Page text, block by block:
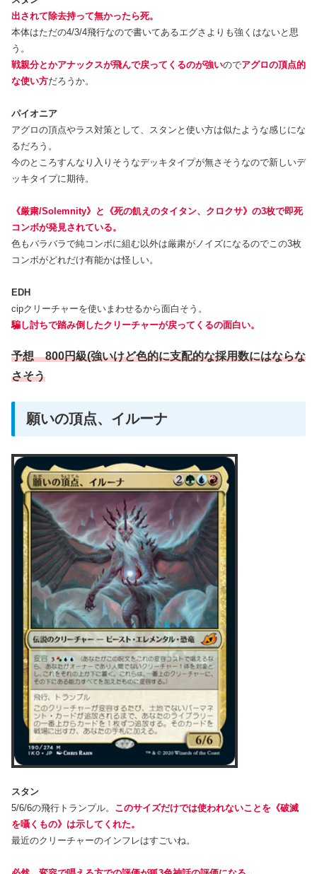
出されて除去持って無かったら死。
本体はただの4/3/4飛行なので書いてあるエグさよりも強くはないと思
う。
戦親分とかアナックスが飛んで戻ってくるのが強いのでアグロの頂点的
な使い方だろうか。
パイオニア
アグロの頂点やラス対策として、スタンと使い方は似たような感じにな
るだろう。
今のところすんなり入りそうなデッキタイプが無さそうなので新しいデ
ッキタイプに期待。
《厳粛/Solemnity》と《死の飢えのタイタン、クロクサ》の3枚で即死
コンボが発見されている。
色もバラバラで純コンボに組む以外は厳粛がノイズになるのでこの3枚
コンボがどれだけ有能かは怪しい。
EDH
cipクリーチャーを使いまわせるから面白そう。
騙し討ちで踏み倒したクリーチャーが戻ってくるの面白い。
予想 800円級(強いけど色的に支配的な採用数にはならな
さそう
願いの頂点、イルーナ
スタン
5/6/6の飛行トランプル。 このサイズだけでは使われないことを《破滅
を囁くもの》は示してくれた。
最近のクリーチャーのインフレはすごいね。